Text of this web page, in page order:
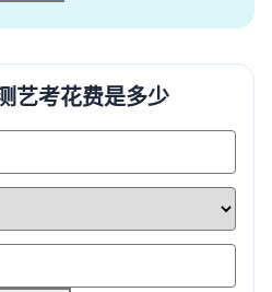
艺考花费是多少